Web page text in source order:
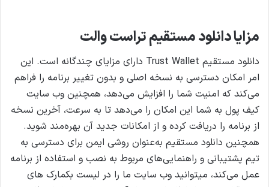
مزایا دانلود مستقیم تراست والت
دانلود مستقیم Trust Wallet دارای مزایای چندگانه است. این
امر امکان دسترسی به نسخه اصلی و بدون تغییر برنامه را فراهم
می‌کند که امنیت شما را افزایش می‌دهد، همچنین وب سایت
کیف پول به شما این امکان را می‌دهد تا به سرعت، آخرین نسخه
از برنامه را دریافت کرده و از امکانات جدید آن بهره‌مند شوید.
همچنین دانلود مستقیم به‌عنوان روشی ایمن برای دسترسی به
تیم پشتیبانی و راهنمایی‌های مربوط به نصب و استفاده از برنامه
عمل می‌کند، میتوانید وب سایت ما را در لیست بکمارک های